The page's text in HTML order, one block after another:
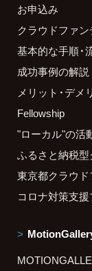
お申込み
クラウドファ
基本的な手順・
成功事例の解説
メリット・デメ
Fellowship
"ローカル"の活
ふるさと納税
東京都クラウ
コロナ対策支